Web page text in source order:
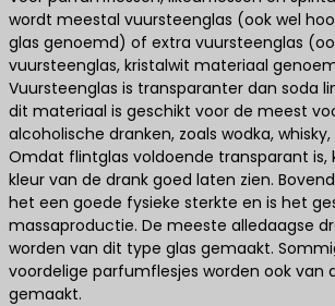
wordt meestal vuursteenglas (ook wel
glas genoemd) of extra vuursteenglas
vuursteenglas, kristalwit materiaal
Vuursteenglas is transparanter dan soda
dit materiaal is geschikt voor de meest
alcoholische dranken, zoals wodka, whisky,
Omdat flintglas voldoende transparant is,
kleur van de drank goed laten zien.
het een goede fysieke sterkte en is het
massaproductie. De meeste alledaagse
worden van dit type glas gemaakt.
voordelige parfumflesjes worden ook van
gemaakt.